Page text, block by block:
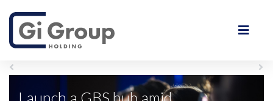
Launch a GBS hub amid